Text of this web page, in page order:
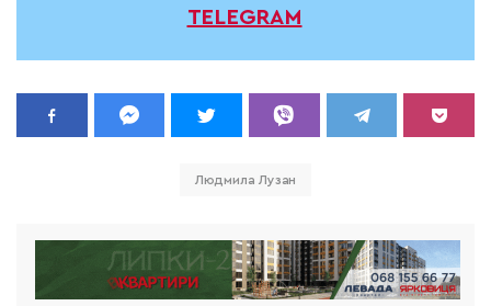
TELEGRAM
Людмила Лузан